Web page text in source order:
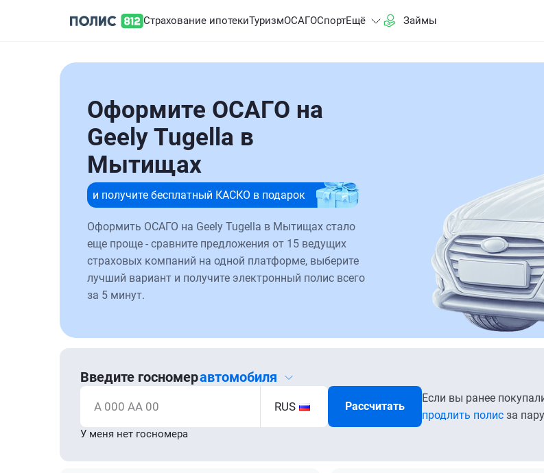
Страхование ипотекиТуризмОСАГОСпортЕщё Займы
Оформите ОСАГО на
Geely Tugella в
Мытищах
и получите бесплатный КАСКО в подарок
Оформить ОСАГО на Geely Tugella в Мытищах стало
еще проще - сравните предложения от 15 ведущих
страховых компаний на одной платформе, выберите
лучший вариант и получите электронный полис всего
за 5 минут.
Введите госномеравтомобиля
А 000 АА 00 RUS Рассчитать
Если вы ранее
продлить полис за
У меня нет госномера